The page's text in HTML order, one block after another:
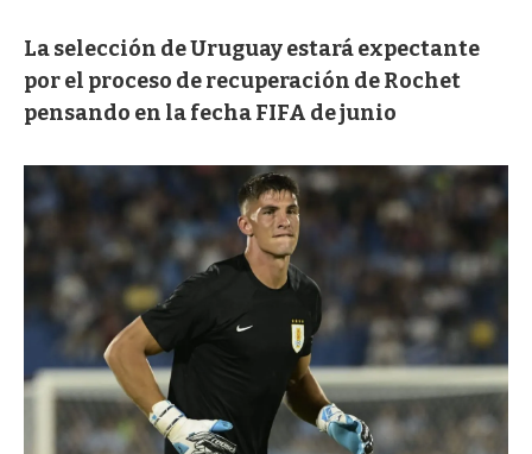
La selección de Uruguay estará expectante
por el proceso de recuperación de Rochet
pensando en la fecha FIFA de junio